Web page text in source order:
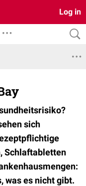
Log in
sich
Schlaftabletten
was es nicht gibt.